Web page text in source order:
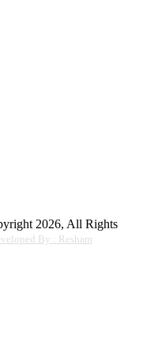
2026, All Rights
By : Resham